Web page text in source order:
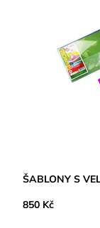
ŠABLONY S
850 Kč